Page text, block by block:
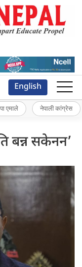
English
एमाले नेपाली कांग्रेस
बन्न सकेनन’